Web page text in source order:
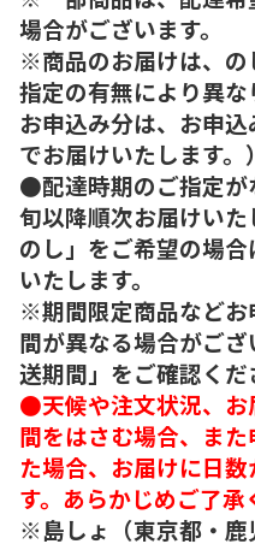
場合がございます。
※商品のお届けは、の
指定の有無により異
お申込み分は、お申
でお届けいたします。）
●配達時期のご指定が
旬以降順次お届けい
のし」をご希望の場
いたします。
※期間限定商品などお
間が異なる場合がご
送期間」をご確認くだ
●天候や注文状況、お
間をはさむ場合、ま
た場合、お届けに日
す。あらかじめご了承
※島しょ（東京都・鹿